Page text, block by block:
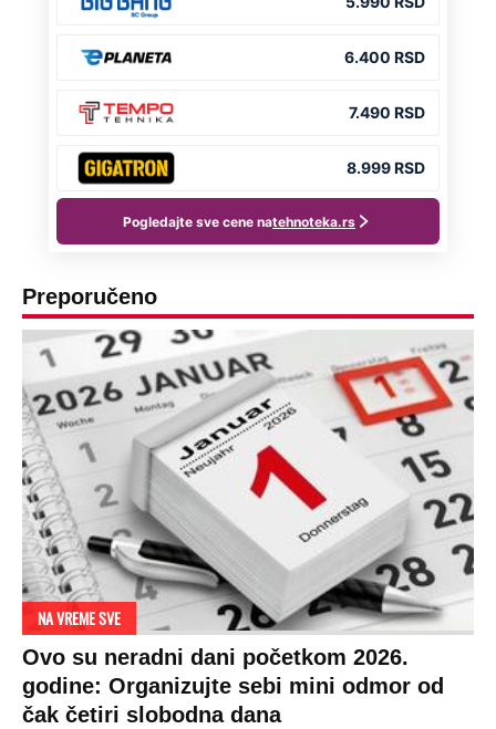
Preporučeno
NA VREME SVE
Ovo su neradni dani početkom 2026.
godine: Organizujte sebi mini odmor od
čak četiri slobodna dana